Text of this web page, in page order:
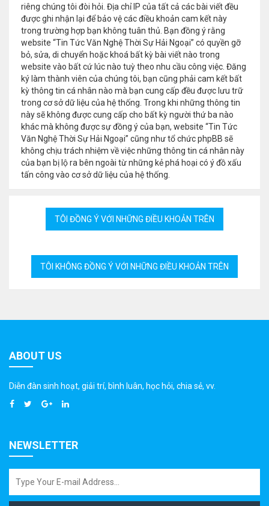
riêng chúng tôi đòi hỏi. Địa chỉ IP của tất cả các bài viết đều
được ghi nhận lại để bảo vệ các điều khoản cam kết này
trong trường hợp bạn không tuân thủ. Bạn đồng ý rằng
website “Tin Tức Văn Nghệ Thời Sự Hải Ngoại” có quyền gỡ
bỏ, sửa, di chuyển hoặc khoá bất kỳ bài viết nào trong
website vào bất cứ lúc nào tuỳ theo nhu cầu công việc. Đăng
ký làm thành viên của chúng tôi, bạn cũng phải cam kết bất
kỳ thông tin cá nhân nào mà bạn cung cấp đều được lưu trữ
trong cơ sở dữ liệu của hệ thống. Trong khi những thông tin
này sẽ không được cung cấp cho bất kỳ người thứ ba nào
khác mà không được sự đồng ý của bạn, website “Tin Tức
Văn Nghệ Thời Sự Hải Ngoại” cũng như tổ chức phpBB sẽ
không chịu trách nhiệm về việc những thông tin cá nhân này
của bạn bị lộ ra bên ngoài từ những kẻ phá hoại có ý đồ xấu
tấn công vào cơ sở dữ liệu của hệ thống.
ABOUT US
Diễn đàn sinh hoạt, giải trí, bình luân, học hỏi, chia sẻ, vv.
NEWSLETTER